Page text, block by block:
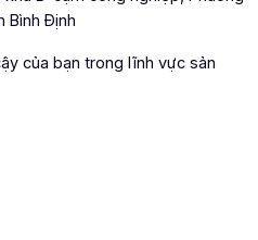
Bình Định
của bạn trong lĩnh vực sản